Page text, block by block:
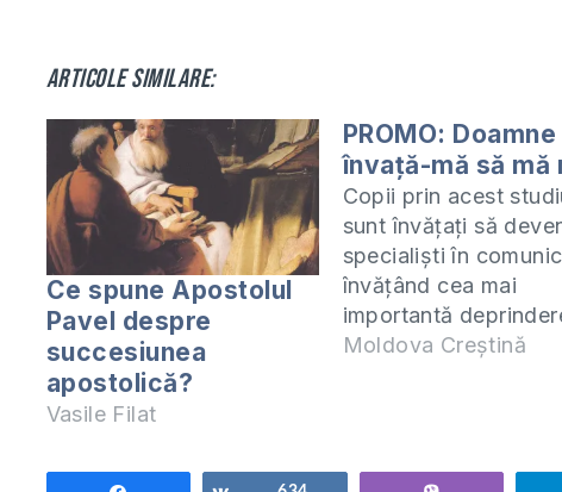
Articole similare:
Ce spune Apostolul
Pavel despre
succesiunea
apostolică?
Vasile Filat
PROMO: Doamne
învață-mă să mă
Copii prin acest
sunt învățați să
specialişti în
învăţând cea mai
importantă
dintre toate – cum să
Moldova Creștină